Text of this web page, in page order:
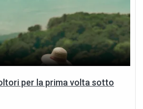
per la prima volta sotto